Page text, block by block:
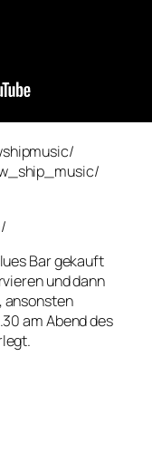
Bar gekauft
und dann
ansonsten
am Abend des